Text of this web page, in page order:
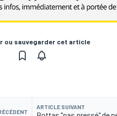
ou sauvegarder cet article
ARTICLE SUIVANT